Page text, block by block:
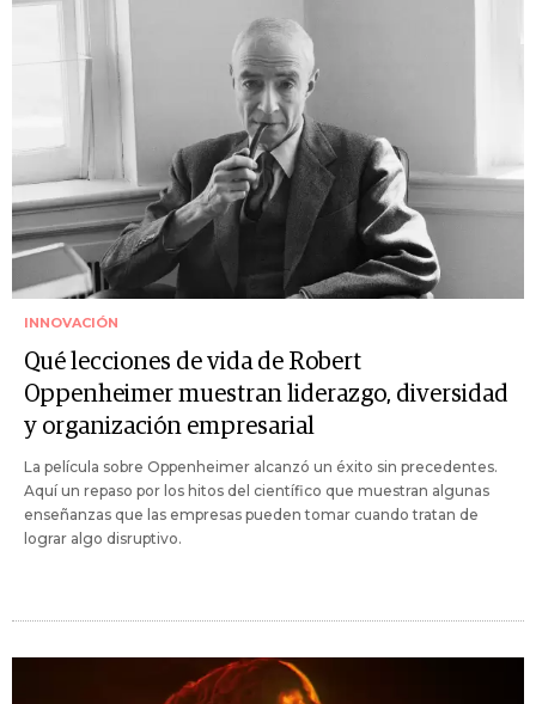
INNOVACIÓN
Qué lecciones de vida de Robert
Oppenheimer muestran liderazgo, diversidad
y organización empresarial
La película sobre Oppenheimer alcanzó un éxito sin precedentes.
Aquí un repaso por los hitos del científico que muestran algunas
enseñanzas que las empresas pueden tomar cuando tratan de
lograr algo disruptivo.